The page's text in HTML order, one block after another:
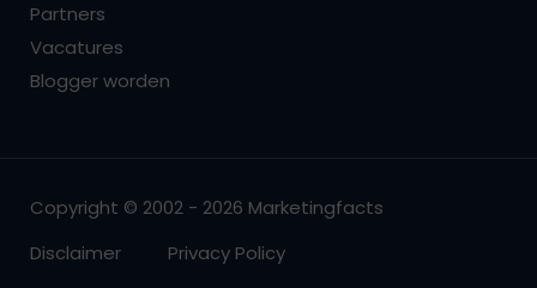
Partners
Vacatures
Blogger worden
Copyright © 2002 - 2026 Marketingfacts
Disclaimer
Privacy Policy